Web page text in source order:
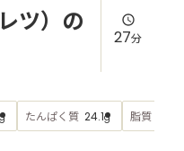
ツ）の
27分
g たんぱく質 24.1g 脂質